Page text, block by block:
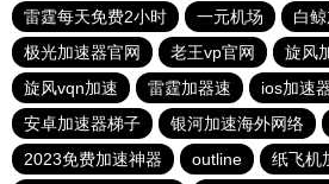
雷霆每天免费2小时
一元机场
白
极光加速器官网
老王vp官网
旋风
旋风vqn加速
雷霆加器速 ios加速
安卓加速器梯子
银河加速海外网络
2023免费加速神器
outline
纸飞机